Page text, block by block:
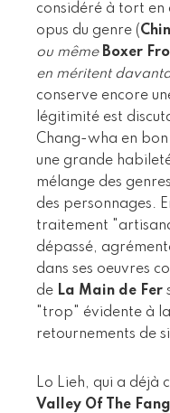
considéré à tort en
opus du genre (
ou même Boxer
en méritent
conserve encore
légitimité est
Chang-wha en
une grande
mélange des
des personnages.
traitement
dépassé,
dans ses oeuvres
de La Main de Fer
"trop" évidente à
retournements de
Lo Lieh, qui a déjà
Valley Of The